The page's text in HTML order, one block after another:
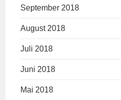
September 2018
August 2018
Juli 2018
Juni 2018
Mai 2018